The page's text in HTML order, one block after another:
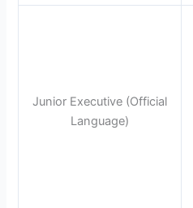
Junior Executive (Official
Language)